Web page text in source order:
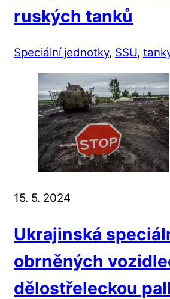
ruských tanků
Speciální jednotky, SSU,
15. 5. 2024
Ukrajinská
obrněných
dělostřeleckou